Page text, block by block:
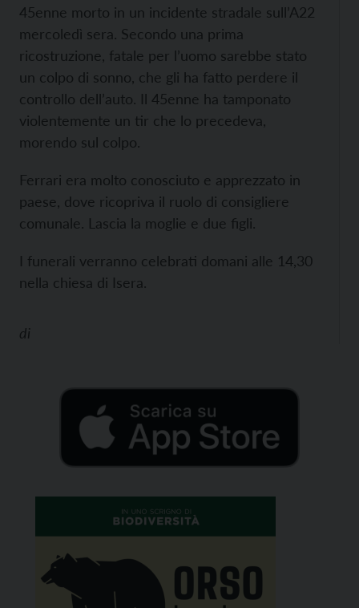
45enne morto in un incidente stradale sull’A22
mercoledì sera. Secondo una prima
ricostruzione, fatale per l’uomo sarebbe stato
un colpo di sonno, che gli ha fatto perdere il
controllo dell’auto. Il 45enne ha tamponato
violentemente un tir che lo precedeva,
morendo sul colpo.
Ferrari era molto conosciuto e apprezzato in
paese, dove ricopriva il ruolo di consigliere
comunale. Lascia la moglie e due figli.
I funerali verranno celebrati domani alle 14,30
nella chiesa di Isera.
di